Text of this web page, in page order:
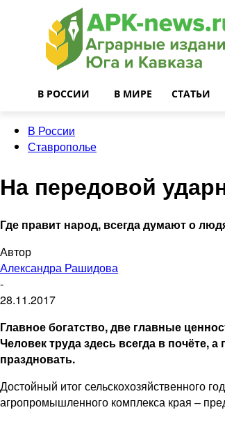
В РОССИИ В МИРЕ СТАТЬИ
В России
Ставрополье
На передовой
Где правит народ, всегда думают о
Автор
Александра Рашидова
-
28.11.2017
Главное богатство, две главные
Человек труда здесь всегда в почёте,
праздновать.
Достойный итог сельскохозяйственного
агропромышленного комплекса края –